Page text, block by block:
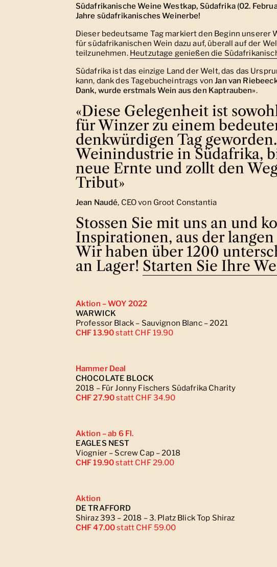
Südafrikanische WeineWestkap, Südafrika (02.
Jahre südafrikanisches Weinerbe!
Dieser bedeutsame Tag markiert den Beginn
für südafrikanischen Wein dazu auf, überall auf der
teilzunehmen. Heutzutage genießen die
Südafrika ist das einzige Land der Welt, das das
kann, dank des Tagebucheintrags vonJan van
Dank, wurde erstmals Wein aus den Kaptrauben».
«Diese Gelegenheit ist
für Winzer zu einem
denkwürdigen Tag
Weinindustrie in Südafrika,
neue Ernte und zollt den
Tribut»
Jean Naudé, CEO von Groot Constantia
Stossen Sie mit uns an und
Inspirationen, aus der
Wir haben über 1200
an Lager! Starten Sie Ihre
Aktion – WOY 2022
WARWICK
Professor Black – Sauvignon Blanc – 2021
CHF 13.90statt CHF 19.90
Hammer Deal
CHOCOLATE BLOCK
2018 – Für Jonny Fischers Südafrika Charity
CHF 27.90statt CHF 34.90
Aktion – ab 6 Fl.
EAGLES NEST
Viognier – Screw Cap – 2018
CHF 19.90statt CHF 29.00
Aktion
DE TRAFFORD
Shiraz 393 – 2018 – 3. Platz Blick Top Shiraz
CHF 47.00statt CHF 59.00